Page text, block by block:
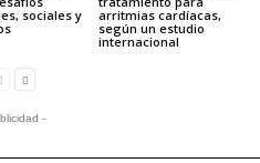
sociales y
arritmias cardíacas,
según un estudio
internacional
-